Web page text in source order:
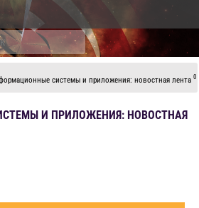
системы и приложения: новостная лента 0
И ПРИЛОЖЕНИЯ: НОВОСТНАЯ